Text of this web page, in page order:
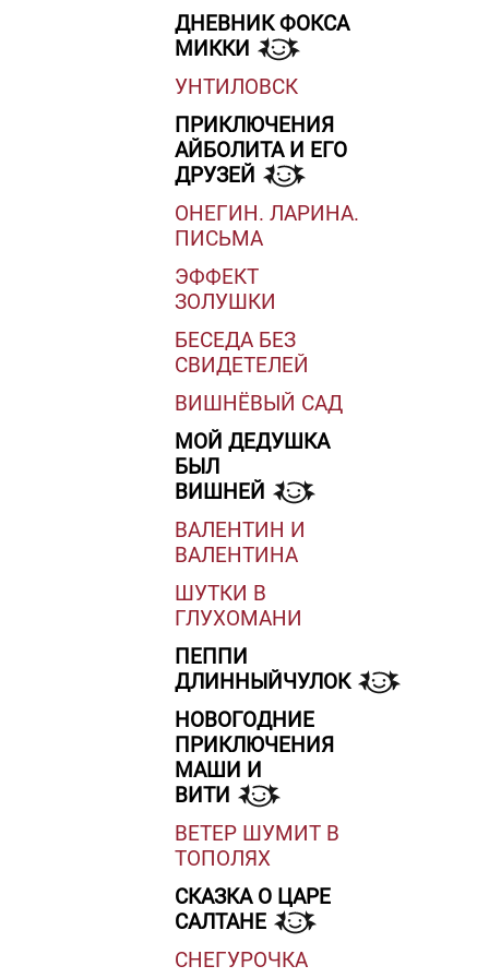
ДНЕВНИК ФОКСА
МИККИ
УНТИЛОВСК
ПРИКЛЮЧЕНИЯ
АЙБОЛИТА И ЕГО
ДРУЗЕЙ
ОНЕГИН. ЛАРИНА.
ПИСЬМА
ЭФФЕКТ
ЗОЛУШКИ
БЕСЕДА БЕЗ
СВИДЕТЕЛЕЙ
ВИШНЁВЫЙ САД
МОЙ ДЕДУШКА
БЫЛ
ВИШНЕЙ
ВАЛЕНТИН И
ВАЛЕНТИНА
ШУТКИ В
ГЛУХОМАНИ
ПЕППИ
ДЛИННЫЙЧУЛОК
НОВОГОДНИЕ
ПРИКЛЮЧЕНИЯ
МАШИ И
ВИТИ
ВЕТЕР ШУМИТ В
ТОПОЛЯХ
СКАЗКА О ЦАРЕ
САЛТАНЕ
СНЕГУРОЧКА